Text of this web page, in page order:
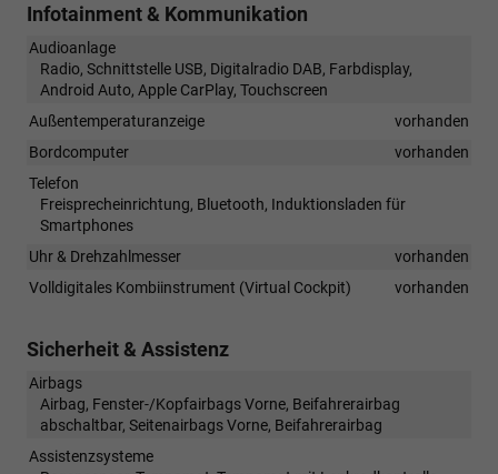
Infotainment & Kommunikation
Audioanlage
Radio, Schnittstelle USB, Digitalradio DAB, Farbdisplay,
Android Auto, Apple CarPlay, Touchscreen
Außentemperaturanzeige
vorhanden
Bordcomputer
vorhanden
Telefon
Freisprecheinrichtung, Bluetooth, Induktionsladen für
Smartphones
Uhr & Drehzahlmesser
vorhanden
Volldigitales Kombiinstrument (Virtual Cockpit)
vorhanden
Sicherheit & Assistenz
Airbags
Airbag, Fenster-/Kopfairbags Vorne, Beifahrerairbag
abschaltbar, Seitenairbags Vorne, Beifahrerairbag
Assistenzsysteme